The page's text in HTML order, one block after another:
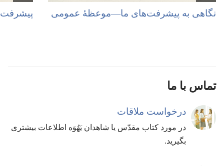
نگاهی به پیشرفت‌های ما​—‏موعظهٔ عمومی
تماس با ما
درخواست ملاقات
در مورد کتاب مقدّس یا شاهدان یَهُوَه اطلاعات بیشتری
بگیرید.‏